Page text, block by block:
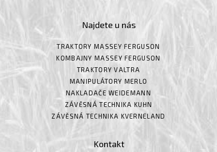
Najdete u nás
TRAKTORY MASSEY FERGUSON
KOMBAJNY MASSEY FERGUSON
TRAKTORY VALTRA
MANIPULÁTORY MERLO
NAKLADAČE WEIDEMANN
ZÁVĚSNÁ TECHNIKA KUHN
ZÁVĚSNÁ TECHNIKA KVERNELAND
Kontakt